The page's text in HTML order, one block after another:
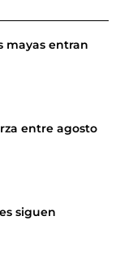
mayas entran
entre agosto
siguen